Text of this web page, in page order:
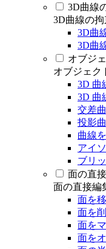
3D曲線
3D曲線の拘
3D曲
3D曲
オブジ
オブジェク
3D 曲
3D 曲
交差
投影
曲線
アイ
ブリ
面の直
面の直接編
面を
面を
面を
面を